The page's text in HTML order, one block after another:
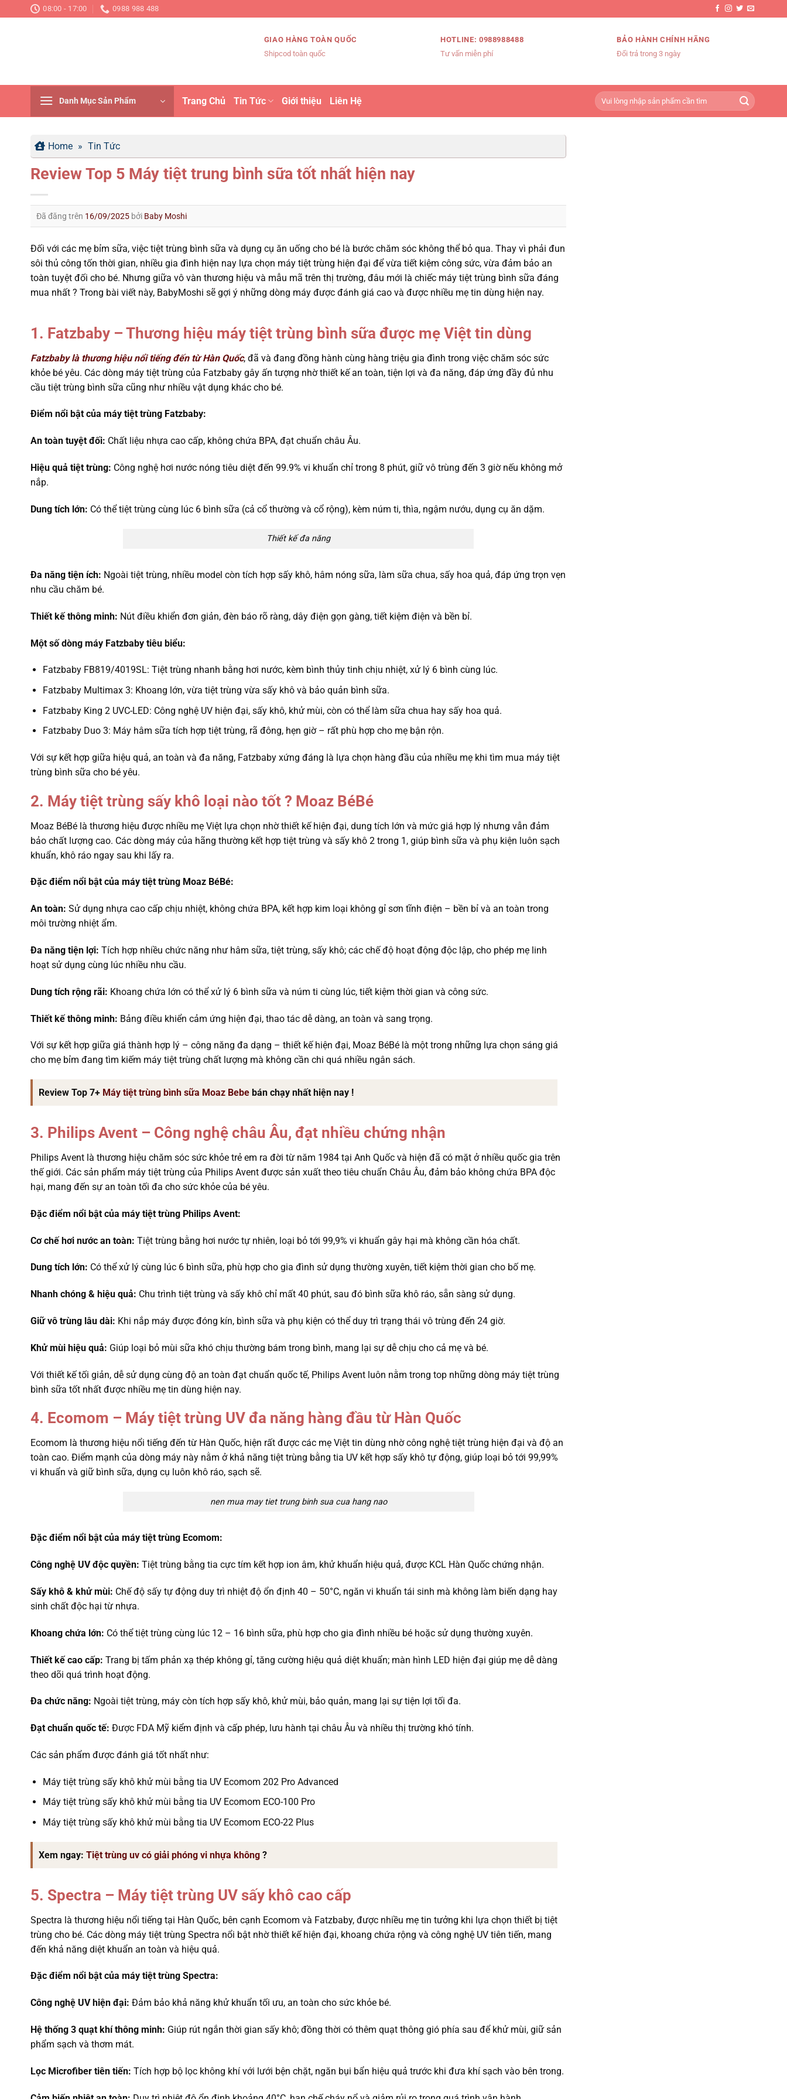
đến
08:00 - 17:00 0988 988 488
GIAO HÀNG TOÀN QUỐC
Shipcod toàn quốc
HOTLINE: 0988988488
Tư vấn miễn phí
BẢO HÀNH CHÍNH HÃNG
Đổi trả trong 3 ngày
Danh Mục Sản Phẩm Trang Chủ Tin Tức Giới thiệu Liên Hệ
Tìm
kiếm:
Home » Tin Tức
Review Top 5 Máy tiệt trung bình sữa tốt nhất hiện nay
Đã đăng trên 16/09/2025 bởi Baby Moshi
Đối với các mẹ bỉm sữa, việc tiệt trùng bình sữa và dụng cụ ăn uống cho bé là bước chăm sóc không thể bỏ qua. Thay vì phải đun
sôi thủ công tốn thời gian, nhiều gia đình hiện nay lựa chọn máy tiệt trùng hiện đại để vừa tiết kiệm công sức, vừa đảm bảo an
toàn tuyệt đối cho bé. Nhưng giữa vô vàn thương hiệu và mẫu mã trên thị trường, đâu mới là chiếc máy tiệt trùng bình sữa đáng
mua nhất ? Trong bài viết này, BabyMoshi sẽ gợi ý những dòng máy được đánh giá cao và được nhiều mẹ tin dùng hiện nay.
1. Fatzbaby – Thương hiệu máy tiệt trùng bình sữa được mẹ Việt tin dùng
Fatzbaby là thương hiệu nổi tiếng đến từ Hàn Quốc, đã và đang đồng hành cùng hàng triệu gia đình trong việc chăm sóc sức
khỏe bé yêu. Các dòng máy tiệt trùng của Fatzbaby gây ấn tượng nhờ thiết kế an toàn, tiện lợi và đa năng, đáp ứng đầy đủ nhu
cầu tiệt trùng bình sữa cũng như nhiều vật dụng khác cho bé.
Điểm nổi bật của máy tiệt trùng Fatzbaby:
An toàn tuyệt đối: Chất liệu nhựa cao cấp, không chứa BPA, đạt chuẩn châu Âu.
Hiệu quả tiệt trùng: Công nghệ hơi nước nóng tiêu diệt đến 99.9% vi khuẩn chỉ trong 8 phút, giữ vô trùng đến 3 giờ nếu không mở
nắp.
Dung tích lớn: Có thể tiệt trùng cùng lúc 6 bình sữa (cả cổ thường và cổ rộng), kèm núm ti, thìa, ngậm nướu, dụng cụ ăn dặm.
Thiết kế đa năng
Đa năng tiện ích: Ngoài tiệt trùng, nhiều model còn tích hợp sấy khô, hâm nóng sữa, làm sữa chua, sấy hoa quả, đáp ứng trọn vẹn
nhu cầu chăm bé.
Thiết kế thông minh: Nút điều khiển đơn giản, đèn báo rõ ràng, dây điện gọn gàng, tiết kiệm điện và bền bỉ.
Một số dòng máy Fatzbaby tiêu biểu:
Fatzbaby FB819/4019SL: Tiệt trùng nhanh bằng hơi nước, kèm bình thủy tinh chịu nhiệt, xử lý 6 bình cùng lúc.
Fatzbaby Multimax 3: Khoang lớn, vừa tiệt trùng vừa sấy khô và bảo quản bình sữa.
Fatzbaby King 2 UVC-LED: Công nghệ UV hiện đại, sấy khô, khử mùi, còn có thể làm sữa chua hay sấy hoa quả.
Fatzbaby Duo 3: Máy hâm sữa tích hợp tiệt trùng, rã đông, hẹn giờ – rất phù hợp cho mẹ bận rộn.
Với sự kết hợp giữa hiệu quả, an toàn và đa năng, Fatzbaby xứng đáng là lựa chọn hàng đầu của nhiều mẹ khi tìm mua máy tiệt
trùng bình sữa cho bé yêu.
2. Máy tiệt trùng sấy khô loại nào tốt ? Moaz BéBé
Moaz BéBé là thương hiệu được nhiều mẹ Việt lựa chọn nhờ thiết kế hiện đại, dung tích lớn và mức giá hợp lý nhưng vẫn đảm
bảo chất lượng cao. Các dòng máy của hãng thường kết hợp tiệt trùng và sấy khô 2 trong 1, giúp bình sữa và phụ kiện luôn sạch
khuẩn, khô ráo ngay sau khi lấy ra.
Đặc điểm nổi bật của máy tiệt trùng Moaz BéBé:
An toàn: Sử dụng nhựa cao cấp chịu nhiệt, không chứa BPA, kết hợp kim loại không gỉ sơn tĩnh điện – bền bỉ và an toàn trong
môi trường nhiệt ẩm.
Đa năng tiện lợi: Tích hợp nhiều chức năng như hâm sữa, tiệt trùng, sấy khô; các chế độ hoạt động độc lập, cho phép mẹ linh
hoạt sử dụng cùng lúc nhiều nhu cầu.
Dung tích rộng rãi: Khoang chứa lớn có thể xử lý 6 bình sữa và núm ti cùng lúc, tiết kiệm thời gian và công sức.
Thiết kế thông minh: Bảng điều khiển cảm ứng hiện đại, thao tác dễ dàng, an toàn và sang trọng.
Với sự kết hợp giữa giá thành hợp lý – công năng đa dạng – thiết kế hiện đại, Moaz BéBé là một trong những lựa chọn sáng giá
cho mẹ bỉm đang tìm kiếm máy tiệt trùng chất lượng mà không cần chi quá nhiều ngân sách.
Review Top 7+ Máy tiệt trùng bình sữa Moaz Bebe bán chạy nhất hiện nay !
3. Philips Avent – Công nghệ châu Âu, đạt nhiều chứng nhận
Philips Avent là thương hiệu chăm sóc sức khỏe trẻ em ra đời từ năm 1984 tại Anh Quốc và hiện đã có mặt ở nhiều quốc gia trên
thế giới. Các sản phẩm máy tiệt trùng của Philips Avent được sản xuất theo tiêu chuẩn Châu Âu, đảm bảo không chứa BPA độc
hại, mang đến sự an toàn tối đa cho sức khỏe của bé yêu.
Đặc điểm nổi bật của máy tiệt trùng Philips Avent:
Cơ chế hơi nước an toàn: Tiệt trùng bằng hơi nước tự nhiên, loại bỏ tới 99,9% vi khuẩn gây hại mà không cần hóa chất.
Dung tích lớn: Có thể xử lý cùng lúc 6 bình sữa, phù hợp cho gia đình sử dụng thường xuyên, tiết kiệm thời gian cho bố mẹ.
Nhanh chóng & hiệu quả: Chu trình tiệt trùng và sấy khô chỉ mất 40 phút, sau đó bình sữa khô ráo, sẵn sàng sử dụng.
Giữ vô trùng lâu dài: Khi nắp máy được đóng kín, bình sữa và phụ kiện có thể duy trì trạng thái vô trùng đến 24 giờ.
Khử mùi hiệu quả: Giúp loại bỏ mùi sữa khó chịu thường bám trong bình, mang lại sự dễ chịu cho cả mẹ và bé.
Với thiết kế tối giản, dễ sử dụng cùng độ an toàn đạt chuẩn quốc tế, Philips Avent luôn nằm trong top những dòng máy tiệt trùng
bình sữa tốt nhất được nhiều mẹ tin dùng hiện nay.
4. Ecomom – Máy tiệt trùng UV đa năng hàng đầu từ Hàn Quốc
Ecomom là thương hiệu nổi tiếng đến từ Hàn Quốc, hiện rất được các mẹ Việt tin dùng nhờ công nghệ tiệt trùng hiện đại và độ an
toàn cao. Điểm mạnh của dòng máy này nằm ở khả năng tiệt trùng bằng tia UV kết hợp sấy khô tự động, giúp loại bỏ tới 99,99%
vi khuẩn và giữ bình sữa, dụng cụ luôn khô ráo, sạch sẽ.
nen mua may tiet trung binh sua cua hang nao
Đặc điểm nổi bật của máy tiệt trùng Ecomom:
Công nghệ UV độc quyền: Tiệt trùng bằng tia cực tím kết hợp ion âm, khử khuẩn hiệu quả, được KCL Hàn Quốc chứng nhận.
Sấy khô & khử mùi: Chế độ sấy tự động duy trì nhiệt độ ổn định 40 – 50°C, ngăn vi khuẩn tái sinh mà không làm biến dạng hay
sinh chất độc hại từ nhựa.
Khoang chứa lớn: Có thể tiệt trùng cùng lúc 12 – 16 bình sữa, phù hợp cho gia đình nhiều bé hoặc sử dụng thường xuyên.
Thiết kế cao cấp: Trang bị tấm phản xạ thép không gỉ, tăng cường hiệu quả diệt khuẩn; màn hình LED hiện đại giúp mẹ dễ dàng
theo dõi quá trình hoạt động.
Đa chức năng: Ngoài tiệt trùng, máy còn tích hợp sấy khô, khử mùi, bảo quản, mang lại sự tiện lợi tối đa.
Đạt chuẩn quốc tế: Được FDA Mỹ kiểm định và cấp phép, lưu hành tại châu Âu và nhiều thị trường khó tính.
Các sản phẩm được đánh giá tốt nhất như:
Máy tiệt trùng sấy khô khử mùi bằng tia UV Ecomom 202 Pro Advanced
Máy tiệt trùng sấy khô khử mùi bằng tia UV Ecomom ECO-100 Pro
Máy tiệt trùng sấy khô khử mùi bằng tia UV Ecomom ECO-22 Plus
Xem ngay: Tiệt trùng uv có giải phóng vi nhựa không ?
5. Spectra – Máy tiệt trùng UV sấy khô cao cấp
Spectra là thương hiệu nổi tiếng tại Hàn Quốc, bên cạnh Ecomom và Fatzbaby, được nhiều mẹ tin tưởng khi lựa chọn thiết bị tiệt
trùng cho bé. Các dòng máy tiệt trùng Spectra nổi bật nhờ thiết kế hiện đại, khoang chứa rộng và công nghệ UV tiên tiến, mang
đến khả năng diệt khuẩn an toàn và hiệu quả.
Đặc điểm nổi bật của máy tiệt trùng Spectra:
Công nghệ UV hiện đại: Đảm bảo khả năng khử khuẩn tối ưu, an toàn cho sức khỏe bé.
Hệ thống 3 quạt khí thông minh: Giúp rút ngắn thời gian sấy khô; đồng thời có thêm quạt thông gió phía sau để khử mùi, giữ sản
phẩm sạch và thơm mát.
Lọc Microfiber tiên tiến: Tích hợp bộ lọc không khí với lưới bện chặt, ngăn bụi bẩn hiệu quả trước khi đưa khí sạch vào bên trong.